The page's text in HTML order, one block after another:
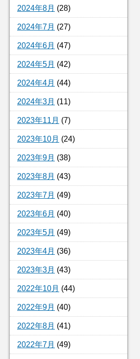
2024年8月 (28)
2024年7月 (27)
2024年6月 (47)
2024年5月 (42)
2024年4月 (44)
2024年3月 (11)
2023年11月 (7)
2023年10月 (24)
2023年9月 (38)
2023年8月 (43)
2023年7月 (49)
2023年6月 (40)
2023年5月 (49)
2023年4月 (36)
2023年3月 (43)
2022年10月 (44)
2022年9月 (40)
2022年8月 (41)
2022年7月 (49)